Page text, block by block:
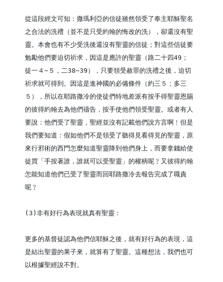
從這段經文可知：撒瑪利亞的信徒雖然領受了奉主耶穌聖名
之合法的洗禮（並不是只受約翰的悔改的洗），卻還沒有聖
靈。本會也有不少受洗後還沒有聖靈的信徒；對這些信徒要
勉勵他們要迫切祈求，因這是應許的聖靈（路二十四49；
徒一４~５，二38~39），只要領受赦罪的洗禮之後，迫切
祈求就可得到。因這是進神國的必備條件（約三５；多三
５），所以在耶路撒冷的使徒們特地差派有按手得聖靈恩賜
的彼得約翰去為他們禱告，按手使他們領受聖靈。或者有人
要說：他們受了聖靈，聖經並沒有記載他們說方言啊﹗但是
我們要知道：假如他們不是領受了聽得見看得見的聖靈，原
來行邪術的西門怎麼知道聖靈降到他們身上，而要拿錢給使
徒買「手按著誰，誰就可以受聖靈」的權柄呢﹖又彼得約翰
怎能知道他們已受了聖靈而回耶路撒冷去報告完成了職責
呢﹖
(3)非有好行為表現就真有聖靈：
更多的基督徒認為他們信耶穌之後，就有好行為的表現，這
是結出聖靈的果子來，就算有了聖靈。這種想法，我們也可
以根據聖經說不對。